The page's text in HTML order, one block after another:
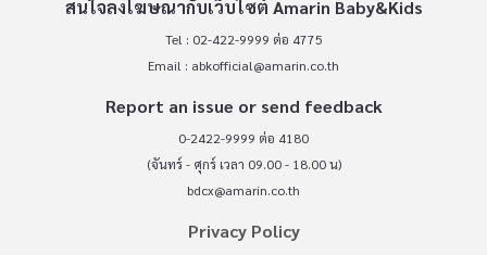
สนใจลงโฆษณากับเว็บไซต์ Amarin Baby&Kids
Tel : 02-422-9999 ต่อ 4775
Email : abkofficial@amarin.co.th
Report an issue or send feedback
0-2422-9999 ต่อ 4180
(จันทร์ - ศุกร์ เวลา 09.00 - 18.00 น)
bdcx@amarin.co.th
Privacy Policy